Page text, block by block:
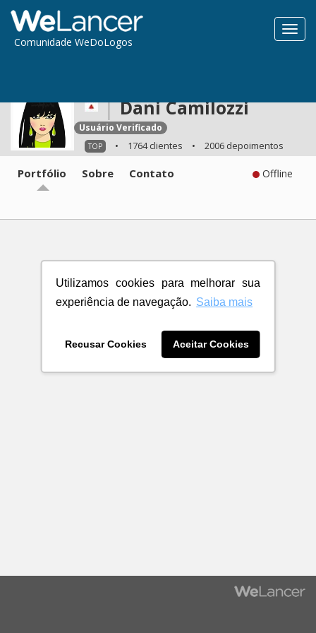
Utilizamos cookies para melhorar sua
experiência de navegação. Saiba mais
Recusar Cookies Aceitar Cookies
Comunidade WeDoLogos
Dani Camilozzi
Usuário Verificado
TOP • 1764 clientes • 2006 depoimentos
Portfólio Sobre Contato Offline